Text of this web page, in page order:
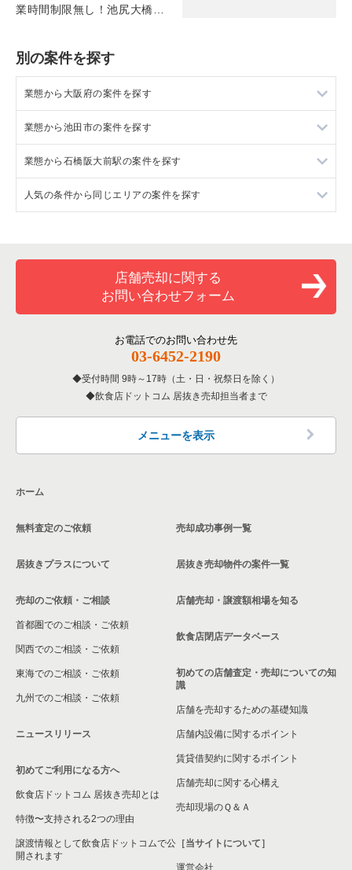
業時間制限無し！池尻大橋の
別の案件を探す
業態から大阪府の案件を探す
大阪府のラーメンの居抜き売却物件の案件一覧
大阪府のフランス料理の居抜き売却物件の案件一覧
大阪府のイタリア料理の居抜き売却物件の案件一覧
大阪府のそば・うどんの居抜き売却物件の案件一覧
大阪府の寿司の居抜き売却物件の案件一覧
大阪府の鉄板焼き・お好み焼の居抜き売却物件の案件一覧
大阪府のアジア料理の居抜き売却物件の案件一覧
大阪府のカフェの居抜き売却物件の案件一覧
大阪府のお弁当・惣菜・デリの居抜き売却物件の案件一覧
大阪府のカラオケ・パブ・スナックの居抜き売却物件の案件一
大阪府の和食の居抜き売却物件の案件一覧
大阪府の洋食の居抜き売却物件の案件一覧
大阪府のその他の居抜き売却物件の案件一覧
業態から池田市の案件を探す
池田市のラーメンの居抜き売却物件の案件一覧
池田市の焼肉の居抜き売却物件の案件一覧
池田市のカフェの居抜き売却物件の案件一覧
池田市のバーの居抜き売却物件の案件一覧
業態から石橋阪大前駅の案件を探す
石橋阪大前駅のラーメンの居抜き売却物件の案件一覧
石橋阪大前駅のアジア料理の居抜き売却物件の案件一覧
石橋阪大前駅のカフェの居抜き売却物件の案件一覧
石橋阪大前駅のその他の居抜き売却物件の案件一覧
人気の条件から同じエリアの案件を探す
池田市の20坪以下の飲食店の居抜き売却物件の案件一覧
石橋阪大前駅の20坪以下の飲食店の居抜き売却物件の案件一覧
店舗売却に関する
お問い合わせフォーム
お電話でのお問い合わせ先
03-6452-2190
受付時間 9時～17時（土・日・祝祭日を除く）
飲食店ドットコム 居抜き売却担当者まで
メニューを表示
ホーム
無料査定のご依頼
居抜きプラスについて
売却のご依頼・ご相談
首都圏でのご相談・ご依頼
関西でのご相談・ご依頼
東海でのご相談・ご依頼
九州でのご相談・ご依頼
ニュースリリース
初めてご利用になる方へ
飲食店ドットコム 居抜き売却とは
特徴〜支持される2つの理由
譲渡情報として飲食店ドットコムで公
開されます
売却成功事例一覧
居抜き売却物件の案件一覧
店舗売却・譲渡額相場を知る
飲食店閉店データベース
初めての店舗査定・売却についての知
識
店舗を売却するための基礎知識
店舗内設備に関するポイント
賃貸借契約に関するポイント
店舗売却に関する心構え
売却現場のＱ＆Ａ
［当サイトについて］
運営会社